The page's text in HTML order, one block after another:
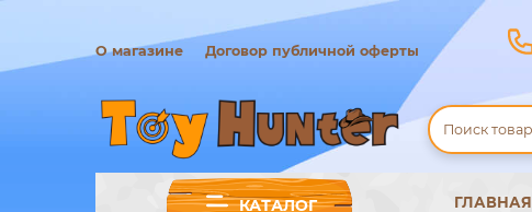
О магазине Договор публичной оферты
КАТАЛОГ ГЛАВНАЯ